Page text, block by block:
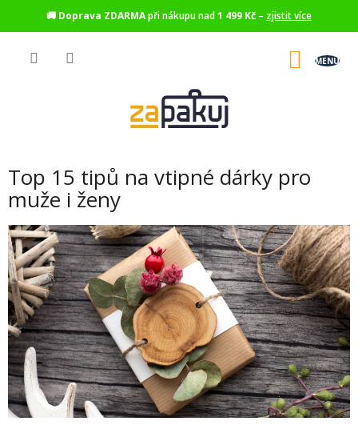
🚚 Doprava ZDARMApři nákupu nad1 499 Kč – zjistit více
Top 15 tipů na vtipné dárky pro
muže i ženy